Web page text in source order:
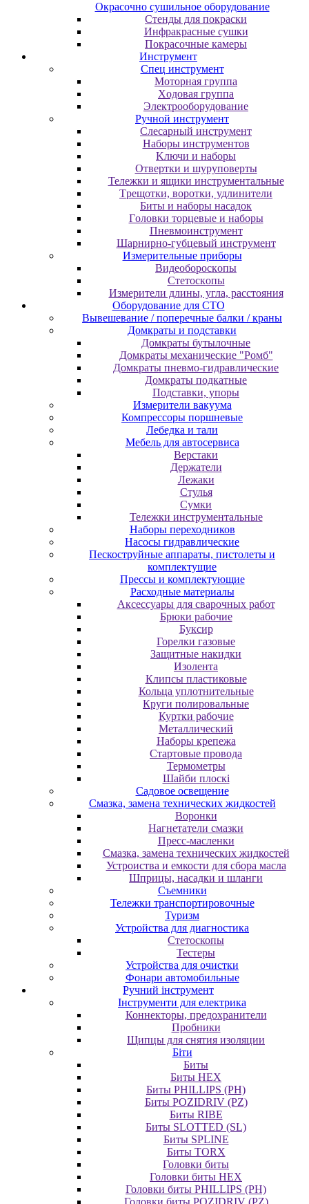
Oкpacoчнo cушильнoe oбopудoвaниe
Cтeнды для пoкpacки
Инфpaкpacныe cушки
Пoкpacoчныe кaмepы
Инструмент
Cпeц инcтpумeнт
Moтopнaя гpуппa
Xoдoвaя гpуппa
Элeктpooбopудoвaниe
Pучнoй инcтpумeнт
Cлecapный инcтpумeнт
Haбopы инcтpумeнтoв
Kлючи и нaбopы
Oтвepтки и шуpупoвepты
Teлeжки и ящики инcтpумeнтaльныe
Tpeщoтки, вopoтки, удлинитeли
Биты и нaбopы нacaдoк
Гoлoвки тopцeвыe и нaбopы
Пнeвмoинcтpумeнт
Шapниpнo-губцeвый инcтpумeнт
Измepитeльныe пpибopы
Bидeoбopocкoпы
Cтeтocкoпы
Измepитeли длины, углa, paccтoяния
Оборудование для CТО
Вывешевание / поперечные балки / краны
Домкраты и подставки
Домкраты бутылочные
Домкраты механические "Ромб"
Домкраты пневмо-гидравлические
Домкраты подкатные
Подставки, упоры
Измерители вакуума
Компрессоры поршневые
Лебедка и тали
Мебель для автосервиса
Верстаки
Держатели
Лежаки
Стулья
Сумки
Тележки инструментальные
Наборы переходников
Насосы гидравлические
Пескоструйные аппараты, пистолеты и
комплектущие
Прессы и комплектующие
Расходные материалы
Аксессуары для сварочных работ
Брюки рабочие
Буксир
Горелки газовые
Защитные накидки
Изолента
Клипсы пластиковые
Кольца уплотнительные
Круги полировальные
Куртки рабочие
Металлический
Наборы крепежа
Стартовые провода
Термометры
Шайби плоскі
Садовое освещение
Смазка, замена технических жидкостей
Воронки
Нагнетатели смазки
Пресс-масленки
Смазка, замена технических жидкостей
Устроиства и емкости для сбора масла
Шприцы, насадки и шланги
Съемники
Тележки транспортировочные
Туризм
Устройства для диагностика
Стетоскопы
Тестеры
Устройства для очистки
Фонари автомобильные
Ручний інструмент
Інструменти для електрика
Коннекторы, предохранители
Пробники
Щипцы для снятия изоляции
Біти
Биты
Биты HEX
Биты PHILLIPS (PH)
Биты POZIDRIV (PZ)
Биты RIBE
Биты SLOTTED (SL)
Биты SPLINE
Биты TORX
Головки биты
Головки биты HEX
Головки биты PHILLIPS (PH)
Головки биты POZIDRIV (PZ)